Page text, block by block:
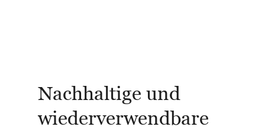
Nachhaltige und
wiederverwendbare